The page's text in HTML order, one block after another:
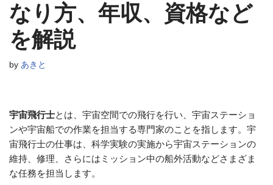
なり方、年収、資格など
を解説
by あきと
宇宙飛行士とは、宇宙空間での飛行を行い、宇宙ステーショ
ンや宇宙船での作業を担当する専門家のことを指します。宇
宙飛行士の仕事は、科学実験の実施から宇宙ステーションの
維持、修理、さらにはミッション中の船外活動などさまざま
な任務を担当します。